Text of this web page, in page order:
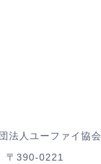
法人ユーファイ協会
〒390-0221